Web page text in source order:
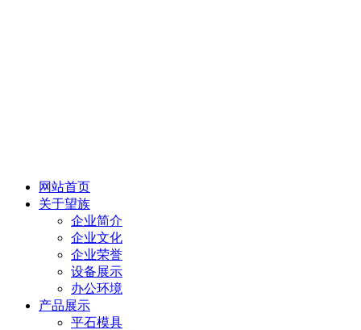
网站首页
关于望族
企业简介
企业文化
企业荣誉
设备展示
办公环境
产品展示
平石模具